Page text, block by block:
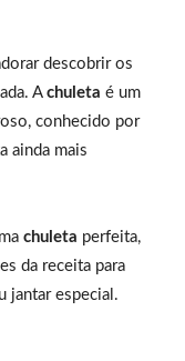
descobrir os
A chuleta é um
conhecido por
ainda mais
chuleta perfeita,
da receita para
jantar especial.